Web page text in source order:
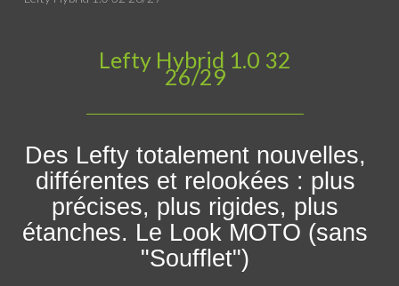
Lefty Hybrid 1.0 32
26/29
Des Lefty totalement nouvelles,
différentes et relookées : plus
précises, plus rigides, plus
étanches. Le Look MOTO (sans
"Soufflet")